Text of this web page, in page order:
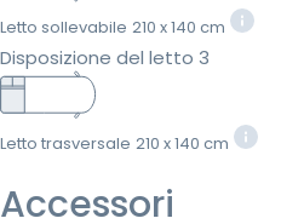
Letto sollevabile 210 x 140 cm
Disposizione del letto 3
Letto trasversale 210 x 140 cm
Accessori